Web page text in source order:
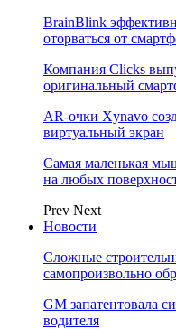
BrainBlink
оторваться от
Компания Clicks
оригинальный
AR-очки Xynavo
виртуальный экран
Самая маленькая
на любых
Prev Next
Новости
Сложные
самопроизвольно
GM запатентовала
водителя